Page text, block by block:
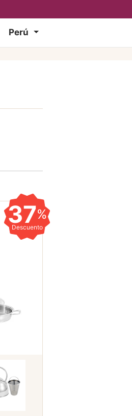
Perú
37%
Descuento